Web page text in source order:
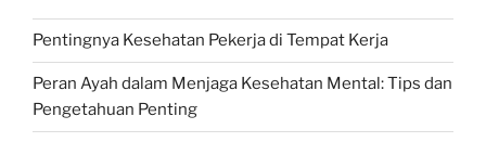
Pentingnya Kesehatan Pekerja di Tempat Kerja
Peran Ayah dalam Menjaga Kesehatan Mental: Tips dan
Pengetahuan Penting